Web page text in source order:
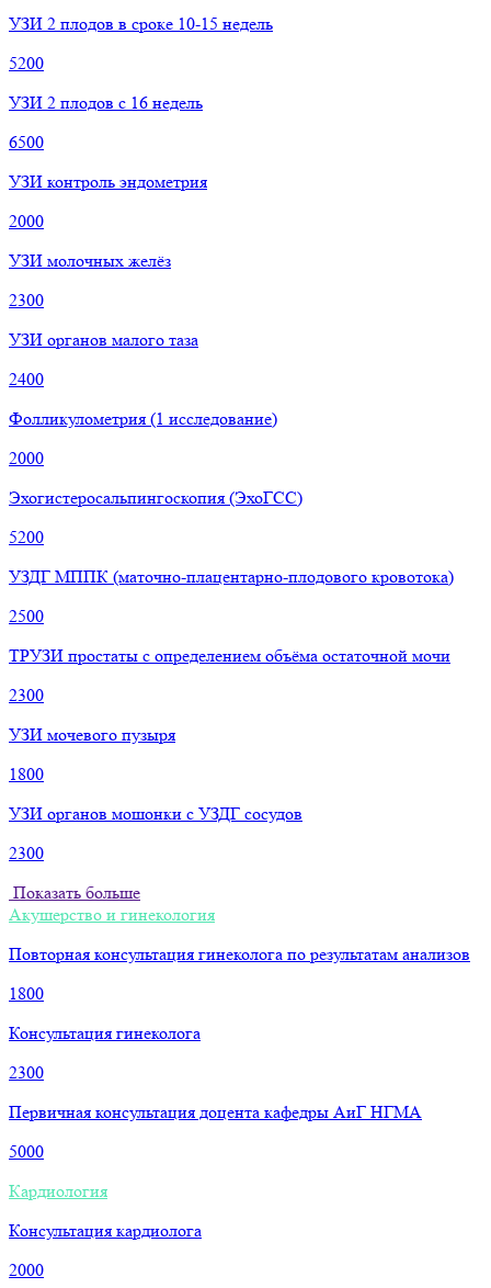
УЗИ 2 плодов в сроке 10-15 недель
5200
УЗИ 2 плодов с 16 недель
6500
УЗИ контроль эндометрия
2000
УЗИ молочных желёз
2300
УЗИ органов малого таза
2400
Фолликулометрия (1 исследование)
2000
Эхогистеросальпингоскопия (ЭхоГСС)
5200
УЗДГ МППК (маточно-плацентарно-плодового кровотока)
2500
ТРУЗИ простаты с определением объёма остаточной мочи
2300
УЗИ мочевого пузыря
1800
УЗИ органов мошонки с УЗДГ сосудов
2300
Показать больше
Акушерство и гинекология
Повторная консультация гинеколога по результатам анализов
1800
Консультация гинеколога
2300
Первичная консультация доцента кафедры АиГ НГМА
5000
Кардиология
Консультация кардиолога
2000